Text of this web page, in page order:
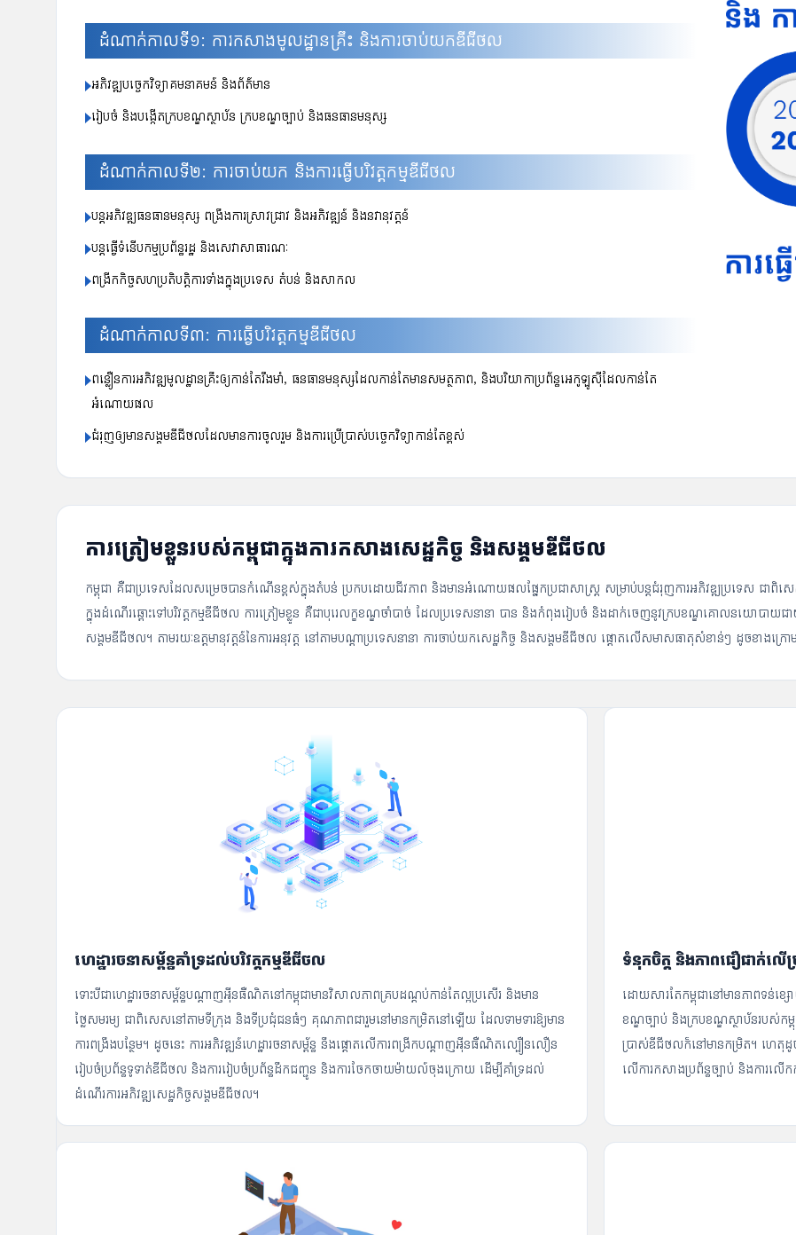
ដំណាក់កាលទី១: ការកសាងមូលដ្ឋានគ្រឹះ និងការចាប់យកឌីជីថល
អភិវឌ្ឍបច្ចេកវិទ្យាគមនាគមន៍ និងព័ត៌មាន
រៀបចំ និងបង្កើតក្របខណ្ឌស្ថាប័ន ក្របខណ្ឌច្បាប់ និងធនធានមនុស្ស
ដំណាក់កាលទី២: ការចាប់យក និងការធ្វើបរិវត្តកម្មឌីជីថល
បន្តអភិវឌ្ឍធនធានមនុស្ស ពង្រឹងការស្រាវជ្រាវ និងអភិវឌ្ឍន៍ និងនវានុវត្តន៍
បន្តធ្វើទំនើបកម្មប្រព័ន្ធរដ្ឋ និងសេវាសាធារណៈ
ពង្រីកកិច្ចសហប្រតិបត្តិការទាំងក្នុងប្រទេស តំបន់ និងសាកល
ដំណាក់កាលទី៣: ការធ្វើបរិវត្តកម្មឌីជីថល
ពន្លឿនការអភិវឌ្ឍមូលដ្ឋានគ្រឹះឲ្យកាន់តែរឹងមាំ, ធនធានមនុស្សដែលកាន់តែមានសមត្ថភាព, និងបរិយាកាប្រព័ន្ធអេកូឡូស៊ីដែលកាន់តែ
អំណោយផល
ជំរុញឲ្យមានសង្គមឌីជីថលដែលមានការចូលរួម និងការប្រើប្រាស់បច្ចេកវិទ្យាកាន់តែខ្ពស់
ការត្រៀមខ្លួនរបស់កម្ពុជាក្នុងការកសាងសេដ្ឋកិច្ច និងសង្គមឌីជីថល
កម្ពុជា គឺជាប្រទេសដែលសម្រេចបានកំណើនខ្ពស់ក្នុងតំបន់ ប្រកបដោយជីវភាព និងមានអំណោយផលផ្នែកប្រជាសាស្រ្ត សម្រាប់បន្តជំរុញការអភិវឌ្ឍប្រទេស ជាពិសេ
ក្នុងដំណើរឆ្ពោះទៅបរិវត្តកម្មឌីជីថល ការត្រៀមខ្លួន គឺជាបុរេលក្ខខណ្ឌចាំបាច់ ដែលប្រទេសនានា បាន និងកំពុងរៀបចំ និងដាក់ចេញនូវក្របខណ្ឌគោលនយោបាយជា
សង្គមឌីជីថល។ តាមរយៈឧត្តមានុវត្តន៍នៃការអនុវត្ត នៅតាមបណ្ដាប្រទេសនានា ការចាប់យកសេដ្ឋកិច្ច និងសង្គមឌីជីថល ផ្តោតលើសមាសធាតុសំខាន់ៗ ដូចខាងក្រោ
ហេដ្ឋារចនាសម្ព័ន្ធគាំទ្រដល់បរិវត្តកម្មឌីជីថល
ទោះបីជាហេដ្ឋារចនាសម្ព័ន្ធបណ្ដាញអ៊ីនធឺណិតនៅកម្ពុជាមានវិសាលភាពគ្របដណ្ដប់កាន់តែល្អប្រសើរ និងមាន
ថ្លៃសមរម្យ ជាពិសេសនៅតាមទីក្រុង និងទីប្រជុំជនធំៗ គុណភាពជារួមនៅមានកម្រិតនៅឡើយ ដែលទាមទារឱ្យមាន
ការពង្រឹងបន្ថែម។ ដូចនេះ ការអភិវឌ្ឍន៍ហេដ្ឋារចនាសម្ព័ន្ធ នឹងផ្តោតលើការពង្រីកបណ្តាញអ៊ីនធឺណិតល្បឿនលឿន
រៀបចំប្រព័ន្ធទូទាត់ឌីជីថល និងការរៀបចំប្រព័ន្ធដឹកជញ្ជូន និងការចែកចាយម៉ាយល៍ចុងក្រោយ ដើម្បីគាំទ្រដល់
ដំណើរការអភិវឌ្ឍសេដ្ឋកិច្ចសង្គមឌីជីថល។
ទំនុកចិត្ត និងភាពជឿជាក់លើ
ដោយសារតែកម្ពុជានៅមានភាពទន់ខ្ស
ខណ្ឌច្បាប់ និងក្របខណ្ឌស្ថាប័នរបស់កម្ពុ
ប្រាស់ឌីជីថលក៏នៅមានកម្រិត។ ហេតុដូ
លើការកសាងប្រព័ន្ធច្បាប់ និងការល